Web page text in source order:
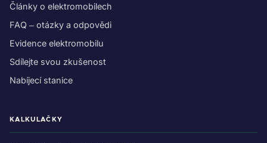
Články o elektromobilech
FAQ – otázky a odpovědi
Evidence elektromobilu
Sdílejte svou zkušenost
Nabíjecí stanice
KALKULAČKY